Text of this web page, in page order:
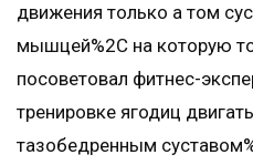
движения только а том
мышцей%2C на которую
посоветовал фитнес-
тренировке ягодиц
тазобедренным